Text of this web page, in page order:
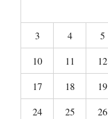
3
4 5
10
11 12
17
18 19
24
25 26